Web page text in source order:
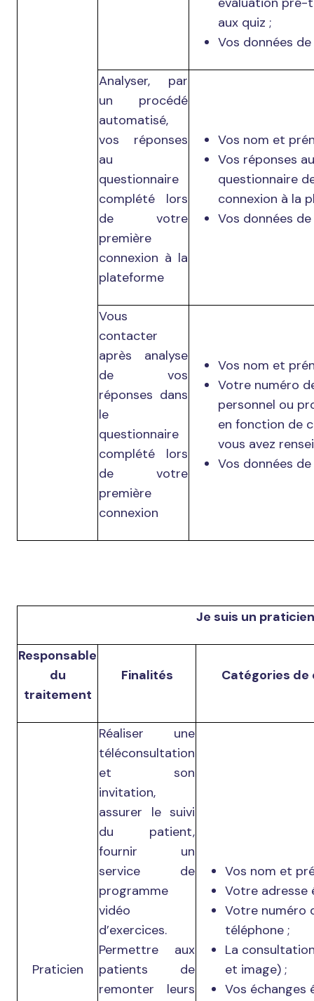
aux quiz ;
Vos données
Analyser, par
un procédé
automatisé,
vos réponses
au
questionnaire
complété lors
de votre
première
connexion à la
plateforme
Vos nom et
Vos réponses au
questionnaire
connexion à la
Vos données
Vous
contacter
après analyse
de vos
réponses dans
le
questionnaire
complété lors
de votre
première
connexion
Vos nom et
Votre numéro
personnel ou
en fonction de
vous avez
Vos données
Je suis un
Responsable
du
traitement
Finalités Catégories de
Praticien
Réaliser une
téléconsultation
et son
invitation,
assurer le suivi
du patient,
fournir un
service de
programme
vidéo
d’exercices.
Permettre aux
patients de
remonter leurs
Vos nom et
Votre adresse
Votre numéro
téléphone ;
La
et image) ;
Vos échanges